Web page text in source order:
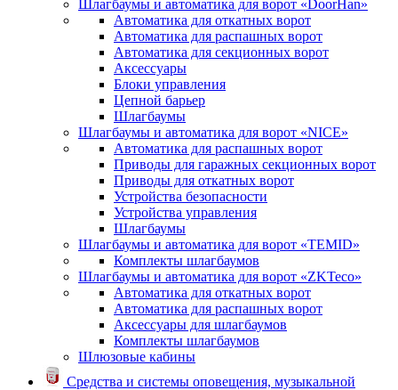
Шлагбаумы и автоматика для ворот «DoorHan»
Автоматика для откатных ворот
Автоматика для распашных ворот
Автоматика для секционных ворот
Аксессуары
Блоки управления
Цепной барьер
Шлагбаумы
Шлагбаумы и автоматика для ворот «NICE»
Автоматика для распашных ворот
Приводы для гаражных секционных ворот
Приводы для откатных ворот
Устройства безопасности
Устройства управления
Шлагбаумы
Шлагбаумы и автоматика для ворот «TEMID»
Комплекты шлагбаумов
Шлагбаумы и автоматика для ворот «ZKTeco»
Автоматика для откатных ворот
Автоматика для распашных ворот
Аксессуары для шлагбаумов
Комплекты шлагбаумов
Шлюзовые кабины
Средства и системы оповещения, музыкальной